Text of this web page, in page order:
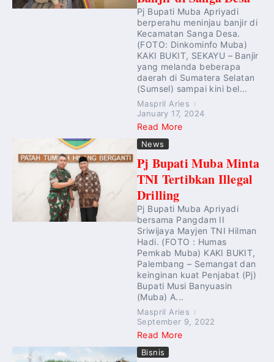
Pj Bupati Muba Apriyadi
berperahu meninjau banjir di
Kecamatan Sanga Desa.
(FOTO: Dinkominfo Muba)
KAKI BUKIT, SEKAYU – Banjir
yang melanda beberapa
daerah di Sumatera Selatan
(Sumsel) sampai kini bel...
Maspril Aries
January 17, 2024
Read More
News
Pj Bupati Muba Minta
TNI Tertibkan Illegal
Drilling
Pj Bupati Muba Apriyadi
bersama Pangdam II
Sriwijaya Mayjen TNI Hilman
Hadi. (FOTO : Humas
Pemkab Muba) KAKI BUKIT,
Palembang – Semangat dan
keinginan kuat Penjabat (Pj)
Bupati Musi Banyuasin
(Muba) A...
Maspril Aries
September 9, 2022
Read More
Bisnis